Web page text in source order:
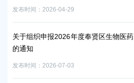
发布时间：2026-04-29
关于组织申报2026年度奉贤区生物医
的通知
发布时间：2026-07-03